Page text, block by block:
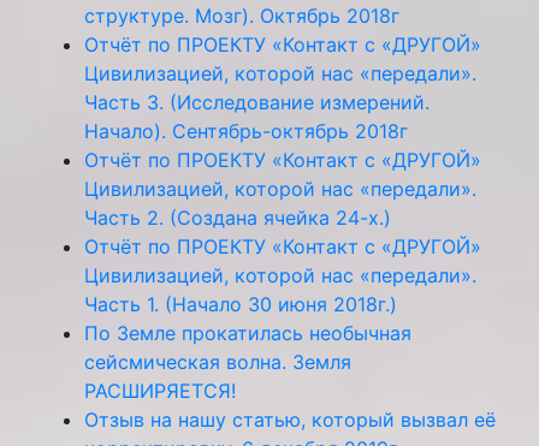
структуре. Мозг). Октябрь 2018г
Отчёт по ПРОЕКТУ «Контакт с «ДРУГОЙ»
Цивилизацией, которой нас «передали».
Часть 3. (Исследование измерений.
Начало). Сентябрь-октябрь 2018г
Отчёт по ПРОЕКТУ «Контакт с «ДРУГОЙ»
Цивилизацией, которой нас «передали».
Часть 2. (Создана ячейка 24-х.)
Отчёт по ПРОЕКТУ «Контакт с «ДРУГОЙ»
Цивилизацией, которой нас «передали».
Часть 1. (Начало 30 июня 2018г.)
По Земле прокатилась необычная
сейсмическая волна. Земля
РАСШИРЯЕТСЯ!
Отзыв на нашу статью, который вызвал её